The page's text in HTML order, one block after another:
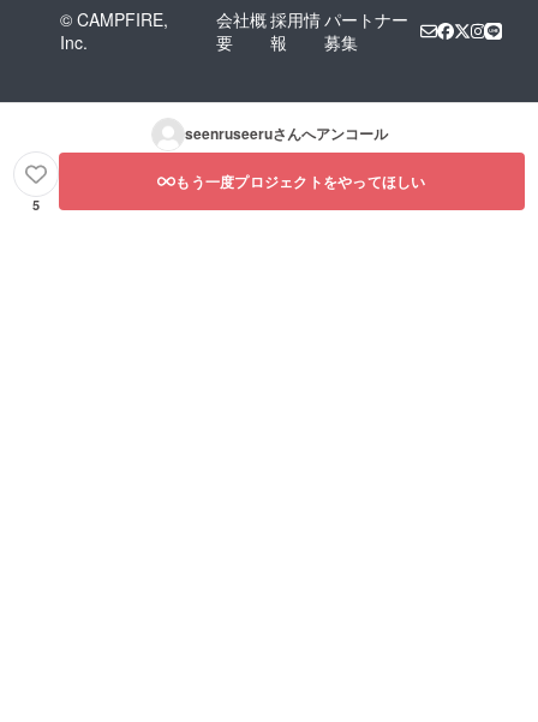
© CAMPFIRE,
Inc.
会社概
要
採用情
報
パートナー
募集
seenruseeruさんへアンコール
5
もう一度プロジェクトをやってほしい